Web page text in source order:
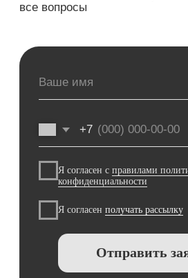
8 (812) 209 08 81